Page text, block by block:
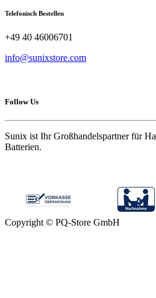
Telefonisch Bestellen
+49 40 46006701
info@sunixstore.com
Follow Us
Sunix ist Ihr Großhandelspartner für
Batterien.
Copyright © PQ-Store GmbH